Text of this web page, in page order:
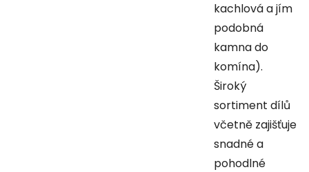
kachlová a jím
podobná
kamna do
komína).
Široký
sortiment dílů
včetně zajišťuje
snadné a
pohodlné